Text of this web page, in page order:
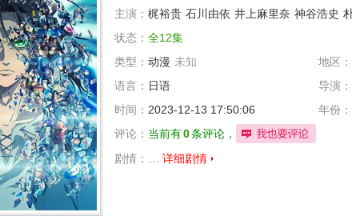
主演： 梶裕贵 石川由依 井上麻里奈 神谷浩史
状态： 全12集
类型： 动漫 未知 地区：
语言： 日语
导演：
时间： 2023-12-13 17:50:06 年份：
评论： 当前有0条评论，
剧情：
详细剧情